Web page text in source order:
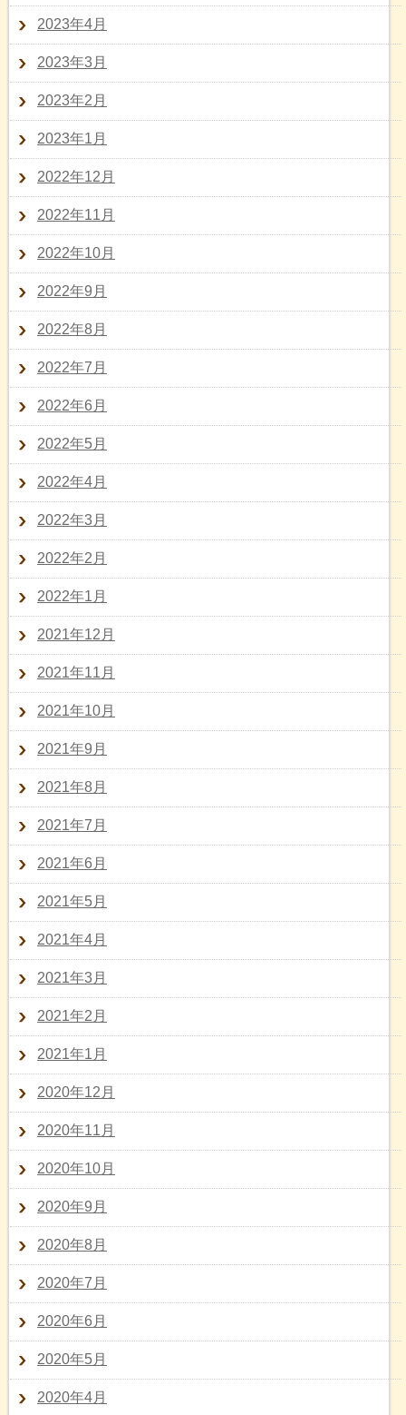
2023年4月
2023年3月
2023年2月
2023年1月
2022年12月
2022年11月
2022年10月
2022年9月
2022年8月
2022年7月
2022年6月
2022年5月
2022年4月
2022年3月
2022年2月
2022年1月
2021年12月
2021年11月
2021年10月
2021年9月
2021年8月
2021年7月
2021年6月
2021年5月
2021年4月
2021年3月
2021年2月
2021年1月
2020年12月
2020年11月
2020年10月
2020年9月
2020年8月
2020年7月
2020年6月
2020年5月
2020年4月